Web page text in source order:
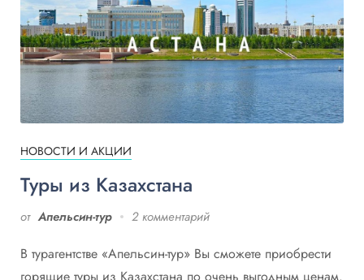
НОВОСТИ И АКЦИИ
Туры из Казахстана
от Апельсин-тур 2 комментарий
В турагентстве «Апельсин-тур» Вы сможете приобрести
горящие туры из Казахстана по очень выгодным ценам.